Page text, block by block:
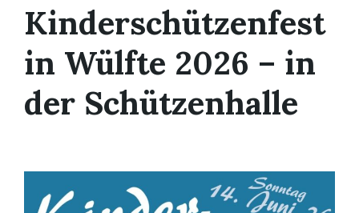
Kinderschützenfest
in Wülfte 2026 – in
der Schützenhalle